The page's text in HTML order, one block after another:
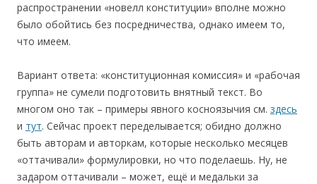
распространении «новелл конституции» вполне можно
было обойтись без посредничества, однако имеем то,
что имеем.
Вариант ответа: «конституционная комиссия» и «рабочая
группа» не сумели подготовить внятный текст. Во
многом оно так – примеры явного косноязычия см. здесь
и тут. Cейчас проект переделывается; обидно должно
быть авторам и авторкам, которые несколько месяцев
«оттачивали» формулировки, но что поделаешь. Ну, не
задаром оттачивали – может, ещё и медальки за